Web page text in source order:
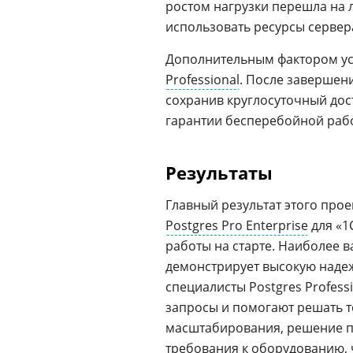
ростом нагрузки перешла на
использовать ресурсы
Дополнительным фактором
Professional. После
сохранив круглосуточный
гарантии бесперебойной
Результаты
Главный результат этого
Postgres Pro Enterpriseдля
работы на старте. Наиболее
демонстрирует высокую
специалисты Postgres
запросы и помогают решать
масштабирования, решение
требования к оборудованию,